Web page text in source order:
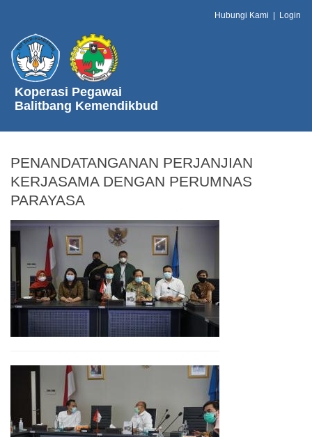
Hubungi Kami Login
Koperasi Pegawai
Balitbang Kemendikbud
PENANDATANGANAN PERJANJIAN
KERJASAMA DENGAN PERUMNAS
PARAYASA